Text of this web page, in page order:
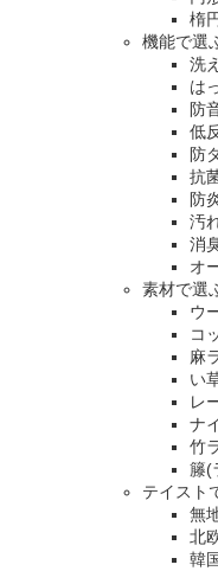
楕
機能で選
洗
は
防
低
防
抗
防
汚
消
オ
素材で選
ウ
コ
麻
い
レ
ナ
竹
籐(
テイスト
無
北
韓